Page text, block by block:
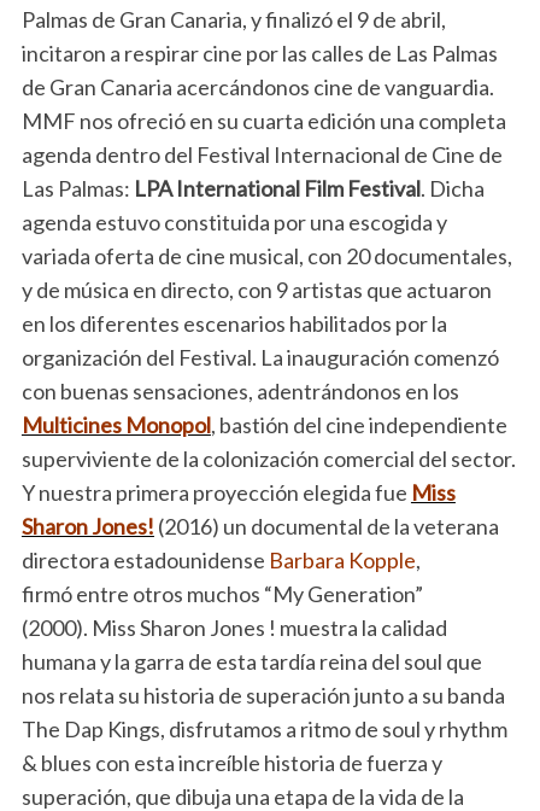
Palmas de Gran Canaria, y finalizó el 9 de abril,
incitaron a respirar cine por las calles de Las Palmas
de Gran Canaria acercándonos cine de vanguardia.
MMF nos ofreció en su cuarta edición una completa
agenda dentro del Festival Internacional de Cine de
Las Palmas: LPA International Film Festival. Dicha
agenda estuvo constituida por una escogida y
variada oferta de cine musical, con 20 documentales,
y de música en directo, con 9 artistas que actuaron
en los diferentes escenarios habilitados por la
organización del Festival. La inauguración comenzó
con buenas sensaciones, adentrándonos en los
Multicines Monopol, bastión del cine independiente
superviviente de la colonización comercial del sector.
Y nuestra primera proyección elegida fue Miss
Sharon Jones! (2016) un documental de la veterana
directora estadounidense Barbara Kopple,
firmó entre otros muchos “My Generation”
(2000). Miss Sharon Jones ! muestra la calidad
humana y la garra de esta tardía reina del soul que
nos relata su historia de superación junto a su banda
The Dap Kings, disfrutamos a ritmo de soul y rhythm
& blues con esta increíble historia de fuerza y
superación, que dibuja una etapa de la vida de la